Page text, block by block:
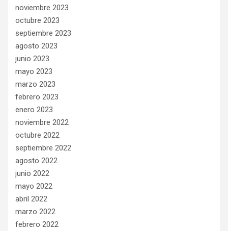
noviembre 2023
octubre 2023
septiembre 2023
agosto 2023
junio 2023
mayo 2023
marzo 2023
febrero 2023
enero 2023
noviembre 2022
octubre 2022
septiembre 2022
agosto 2022
junio 2022
mayo 2022
abril 2022
marzo 2022
febrero 2022